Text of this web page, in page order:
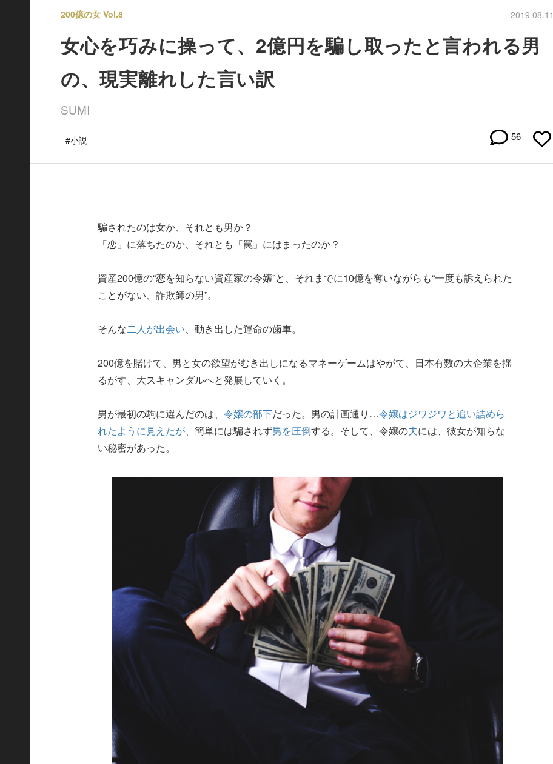
200億の女 Vol.8 2019.08.11
女心を巧みに操って、2億円を騙し取ったと言われる男
の、現実離れした言い訳
SUMI
#小説 56
騙されたのは女か、それとも男か？
「恋」に落ちたのか、それとも「罠」にはまったのか？
資産200億の“恋を知らない資産家の令嬢”と、それまでに10億を奪いながらも“一度も訴えられた
ことがない、詐欺師の男”。
そんな二人が出会い、動き出した運命の歯車。
200億を賭けて、男と女の欲望がむき出しになるマネーゲームはやがて、日本有数の大企業を揺
るがす、大スキャンダルへと発展していく。
男が最初の駒に選んだのは、令嬢の部下だった。男の計画通り…令嬢はジワジワと追い詰めら
れたように見えたが、簡単には騙されず男を圧倒する。そして、令嬢の夫には、彼女が知らな
い秘密があった。